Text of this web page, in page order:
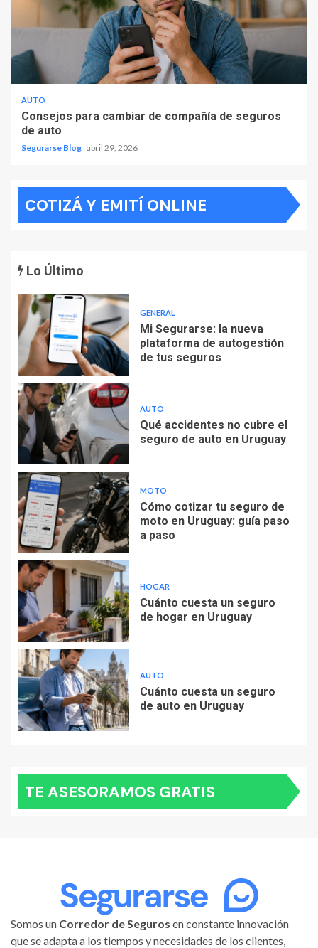
AUTO
Consejos para cambiar de compañía de seguros
de auto
Segurarse Blog abril 29, 2026
COTIZÁ Y EMITÍ ONLINE
Lo Último
GENERAL
Mi Segurarse: la nueva
plataforma de autogestión
de tus seguros
AUTO
Qué accidentes no cubre el
seguro de auto en Uruguay
MOTO
Cómo cotizar tu seguro de
moto en Uruguay: guía paso
a paso
HOGAR
Cuánto cuesta un seguro
de hogar en Uruguay
AUTO
Cuánto cuesta un seguro
de auto en Uruguay
TE ASESORAMOS GRATIS
Somos un Corredor de Seguros en constante innovación
que se adapta a los tiempos y necesidades de los clientes,